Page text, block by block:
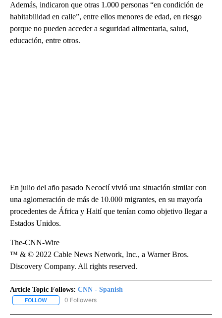
Además, indicaron que otras 1.000 personas “en condición de
habitabilidad en calle”, entre ellos menores de edad, en riesgo
porque no pueden acceder a seguridad alimentaria, salud,
educación, entre otros.
En julio del año pasado Necoclí vivió una situación similar con
una aglomeración de más de 10.000 migrantes, en su mayoría
procedentes de África y Haití que tenían como objetivo llegar a
Estados Unidos.
The-CNN-Wire
™ & © 2022 Cable News Network, Inc., a Warner Bros.
Discovery Company. All rights reserved.
Article Topic Follows: CNN - Spanish
FOLLOW FOLLOW "CNN - SPANISH" TO RECEIVE NOTIFICATIONS ABOUT
0 Followers